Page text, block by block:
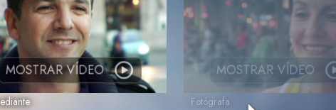
MOSTRAR VÍDEO MOSTRAR VÍDEO
Fotógrafa